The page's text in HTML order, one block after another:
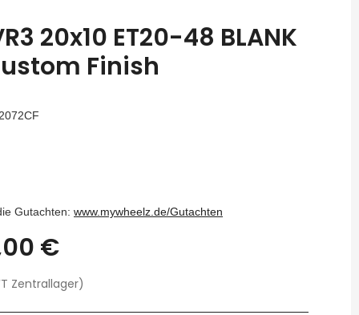
20x10 ET20-48 BLANK
Finish
Gutachten: www.mywheelz.de/Gutachten
€
Zentrallager)